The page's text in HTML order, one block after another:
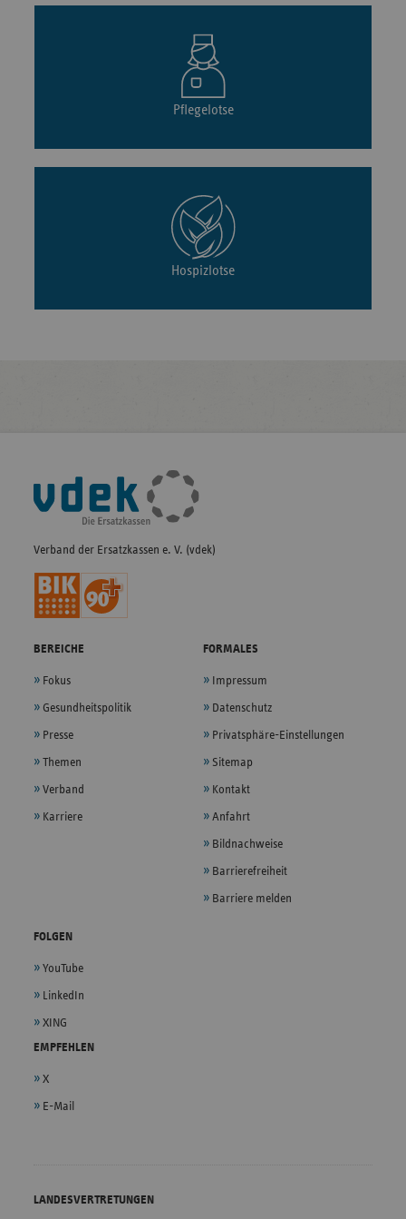
Pflegelotse
Hospizlotse
Fußleisten-
Navigation
Verband der Ersatzkassen e. V. (vdek)
BEREICHE
Fokus
Gesundheitspolitik
Presse
Themen
Verband
Karriere
FORMALES
Impressum
Datenschutz
Privatsphäre-Einstellungen
Sitemap
Kontakt
Anfahrt
Bildnachweise
Barrierefreiheit
Barriere melden
FOLGEN
YouTube
LinkedIn
XING
EMPFEHLEN
X
E-Mail
LANDESVERTRETUNGEN